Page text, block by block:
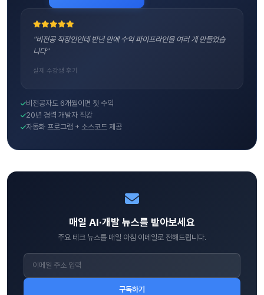
"비전공 직장인인데 반년 만에 수익 파이프라인을 여러 개 만들었습
니다"
실제 수강생 후기
비전공자도 6개월이면 첫 수익
20년 경력 개발자 직강
자동화 프로그램 + 소스코드 제공
매일 AI·개발 뉴스를 받아보세요
주요 테크 뉴스를 매일 아침 이메일로 전해드립니다.
구독하기